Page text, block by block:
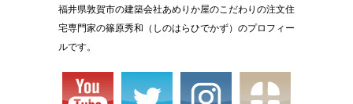
福井県敦賀市の建築会社あめりか屋のこだわりの注文住
宅専門家の篠原秀和（しのはらひでかず）のプロフィー
ルです。